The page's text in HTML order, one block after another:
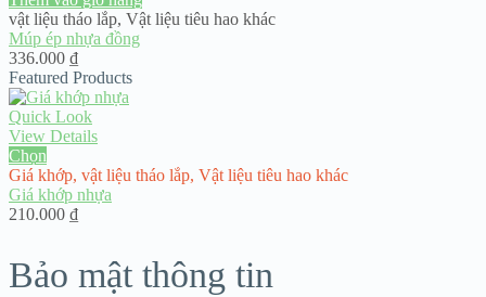
vật liệu tháo lắp, Vật liệu tiêu hao khác
Múp ép nhựa đồng
336.000 ₫
Featured Products
Quick Look
View Details
Chọn
Giá khớp, vật liệu tháo lắp, Vật liệu tiêu hao khác
Giá khớp nhựa
210.000 ₫
Bảo mật thông tin